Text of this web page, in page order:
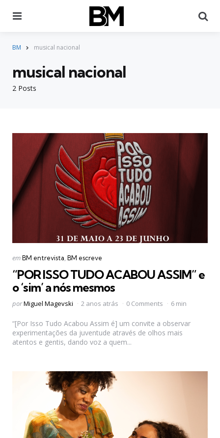
BM musical nacional
2 Posts
musical nacional
Categorias
Postado
emBM entrevista BM escreve
“POR ISSO TUDO ACABOU ASSIM” e
o ‘sim’ a nós mesmos
Postado
porMiguel Magevski 2 anos atrás 0 Comments 6 min
“[Por Isso Tudo Acabou Assim é] um convite a observar
experimentações da juventude através de olhos mais
atentos e gentis, dando voz a quem...